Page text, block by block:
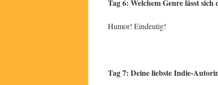
Tag 6: Welchem Genre lässt
Humor! Eindeutig!
Tag 7: Deine liebste Indie-